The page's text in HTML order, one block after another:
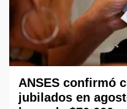
ANSES confirmó
jubilados en